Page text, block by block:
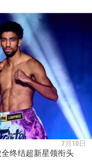
7月10日
全终结超新星领衔头